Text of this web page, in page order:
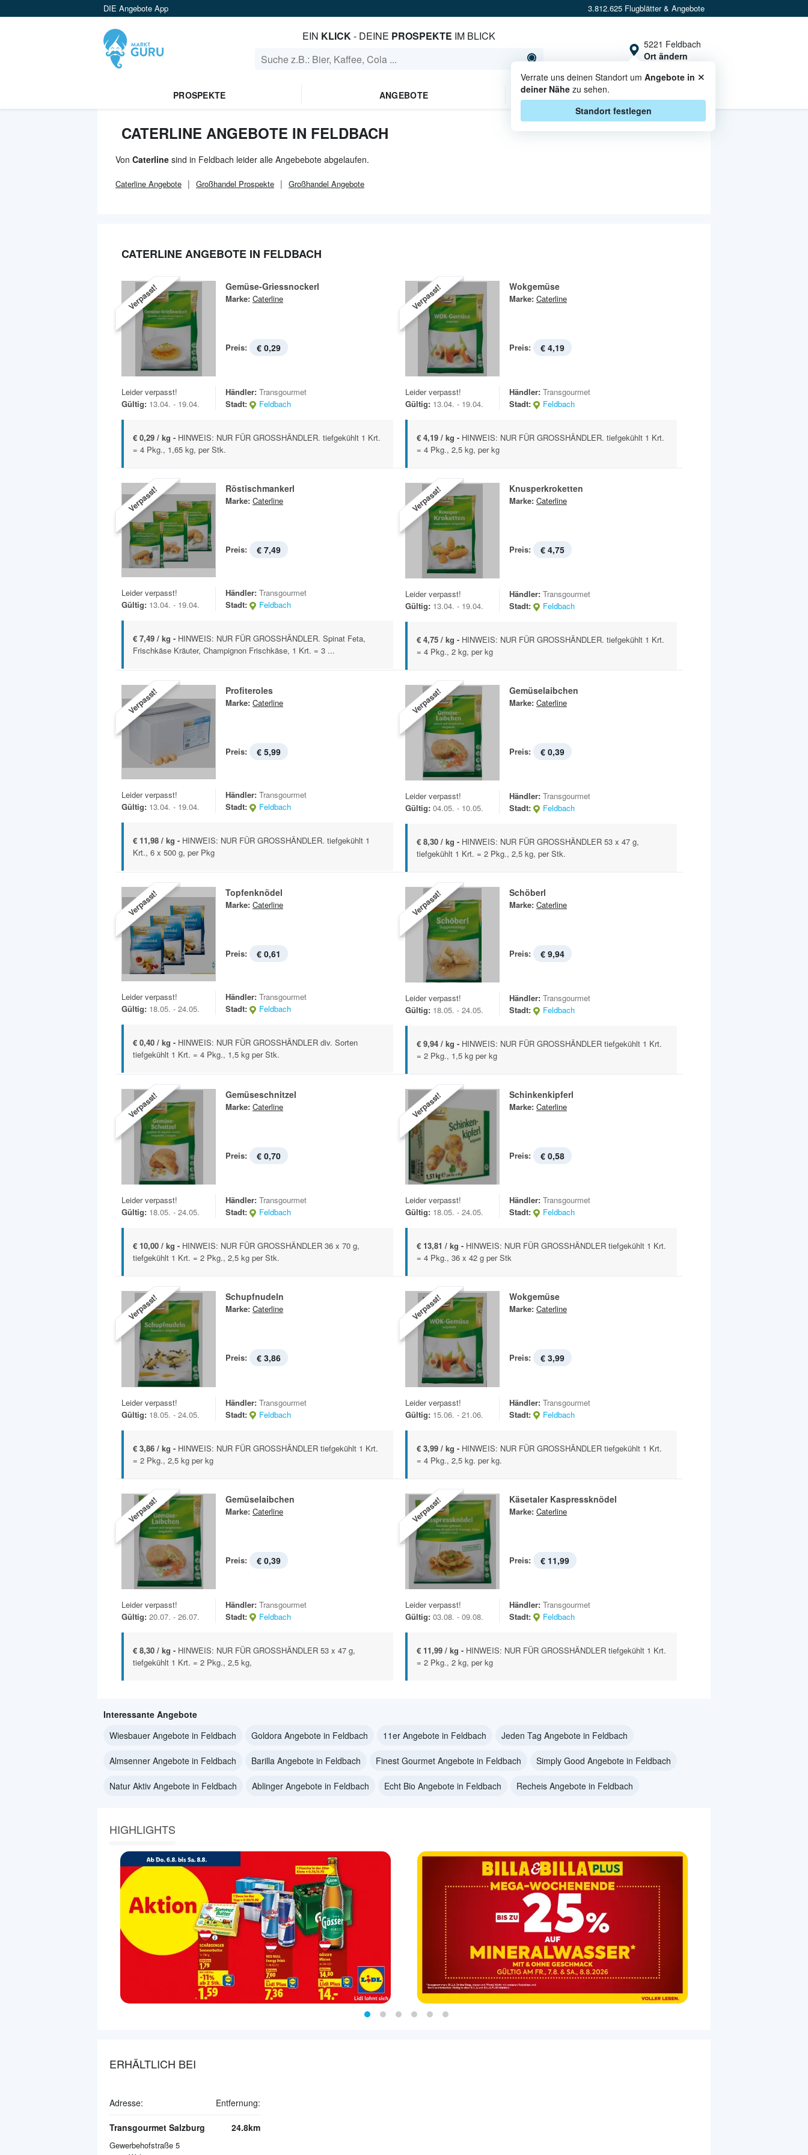
DIE Angebote App 3.812.625 Flugblätter & Angebote
EIN KLICK- DEINE PROSPEKTE IM BLICK
5221 Feldbach
Ort ändern
Verrate uns deinen Standort umAngebote in
deiner Nähe zu sehen.
Standort festlegen
×
PROSPEKTE ANGEBOTE CASHBACK
CATERLINE ANGEBOTE IN FELDBACH
Von Caterline sind in Feldbach leider alle Angebebote abgelaufen.
Caterline Angebote Großhandel Prospekte Großhandel Angebote
CATERLINE ANGEBOTE IN FELDBACH
Verpasst! Gemüse-Griessnockerl
Marke: Caterline
Preis: € 0,29
Leider verpasst!
Gültig: 13.04. - 19.04.
Händler: Transgourmet
Stadt:
Feldbach
€ 0,29 / kg - HINWEIS: NUR FÜR GROSSHÄNDLER. tiefgekühlt 1 Krt.
= 4 Pkg., 1,65 kg, per Stk.
Verpasst! Wokgemüse
Marke: Caterline
Preis: € 4,19
Leider verpasst!
Gültig: 13.04. - 19.04.
Händler: Transgourmet
Stadt:
Feldbach
€ 4,19 / kg - HINWEIS: NUR FÜR GROSSHÄNDLER. tiefgekühlt 1 Krt.
= 4 Pkg., 2,5 kg, per kg
Verpasst! Röstischmankerl
Marke: Caterline
Preis: € 7,49
Leider verpasst!
Gültig: 13.04. - 19.04.
Händler: Transgourmet
Stadt:
Feldbach
€ 7,49 / kg - HINWEIS: NUR FÜR GROSSHÄNDLER. Spinat Feta,
Frischkäse Kräuter, Champignon Frischkäse, 1 Krt. = 3 ...
Verpasst! Knusperkroketten
Marke: Caterline
Preis: € 4,75
Leider verpasst!
Gültig: 13.04. - 19.04.
Händler: Transgourmet
Stadt:
Feldbach
€ 4,75 / kg - HINWEIS: NUR FÜR GROSSHÄNDLER. tiefgekühlt 1 Krt.
= 4 Pkg., 2 kg, per kg
Verpasst! Profiteroles
Marke: Caterline
Preis: € 5,99
Leider verpasst!
Gültig: 13.04. - 19.04.
Händler: Transgourmet
Stadt:
Feldbach
€ 11,98 / kg - HINWEIS: NUR FÜR GROSSHÄNDLER. tiefgekühlt 1
Krt., 6 x 500 g, per Pkg
Verpasst! Gemüselaibchen
Marke: Caterline
Preis: € 0,39
Leider verpasst!
Gültig: 04.05. - 10.05.
Händler: Transgourmet
Stadt:
Feldbach
€ 8,30 / kg - HINWEIS: NUR FÜR GROSSHÄNDLER 53 x 47 g,
tiefgekühlt 1 Krt. = 2 Pkg., 2,5 kg, per Stk.
Verpasst! Topfenknödel
Marke: Caterline
Preis: € 0,61
Leider verpasst!
Gültig: 18.05. - 24.05.
Händler: Transgourmet
Stadt:
Feldbach
€ 0,40 / kg - HINWEIS: NUR FÜR GROSSHÄNDLER div. Sorten
tiefgekühlt 1 Krt. = 4 Pkg., 1,5 kg per Stk.
Verpasst! Schöberl
Marke: Caterline
Preis: € 9,94
Leider verpasst!
Gültig: 18.05. - 24.05.
Händler: Transgourmet
Stadt:
Feldbach
€ 9,94 / kg - HINWEIS: NUR FÜR GROSSHÄNDLER tiefgekühlt 1 Krt.
= 2 Pkg., 1,5 kg per kg
Verpasst! Gemüseschnitzel
Marke: Caterline
Preis: € 0,70
Leider verpasst!
Gültig: 18.05. - 24.05.
Händler: Transgourmet
Stadt:
Feldbach
€ 10,00 / kg - HINWEIS: NUR FÜR GROSSHÄNDLER 36 x 70 g,
tiefgekühlt 1 Krt. = 2 Pkg., 2,5 kg per Stk.
Verpasst! Schinkenkipferl
Marke: Caterline
Preis: € 0,58
Leider verpasst!
Gültig: 18.05. - 24.05.
Händler: Transgourmet
Stadt:
Feldbach
€ 13,81 / kg - HINWEIS: NUR FÜR GROSSHÄNDLER tiefgekühlt 1 Krt.
= 4 Pkg., 36 x 42 g per Stk
Verpasst! Schupfnudeln
Marke: Caterline
Preis: € 3,86
Leider verpasst!
Gültig: 18.05. - 24.05.
Händler: Transgourmet
Stadt:
Feldbach
€ 3,86 / kg - HINWEIS: NUR FÜR GROSSHÄNDLER tiefgekühlt 1 Krt.
= 2 Pkg., 2,5 kg per kg
Verpasst! Wokgemüse
Marke: Caterline
Preis: € 3,99
Leider verpasst!
Gültig: 15.06. - 21.06.
Händler: Transgourmet
Stadt:
Feldbach
€ 3,99 / kg - HINWEIS: NUR FÜR GROSSHÄNDLER tiefgekühlt 1 Krt.
= 4 Pkg., 2,5 kg. per kg.
Verpasst! Gemüselaibchen
Marke: Caterline
Preis: € 0,39
Leider verpasst!
Gültig: 20.07. - 26.07.
Händler: Transgourmet
Stadt:
Feldbach
€ 8,30 / kg - HINWEIS: NUR FÜR GROSSHÄNDLER 53 x 47 g,
tiefgekühlt 1 Krt. = 2 Pkg., 2,5 kg,
Verpasst! Käsetaler Kaspressknödel
Marke: Caterline
Preis: € 11,99
Leider verpasst!
Gültig: 03.08. - 09.08.
Händler: Transgourmet
Stadt:
Feldbach
€ 11,99 / kg - HINWEIS: NUR FÜR GROSSHÄNDLER tiefgekühlt 1 Krt.
= 2 Pkg., 2 kg, per kg
Interessante Angebote
Wiesbauer Angebote in Feldbach
Goldora Angebote in Feldbach 11er Angebote in Feldbach Jeden Tag Angebote in Feldbach
Almsenner Angebote in Feldbach Barilla Angebote in Feldbach Finest Gourmet Angebote in Feldbach Simply Good Angebote in Feldbach
Natur Aktiv Angebote in Feldbach Ablinger Angebote in Feldbach Echt Bio Angebote in Feldbach Recheis Angebote in Feldbach
HIGHLIGHTS
ERHÄLTLICH BEI
Adresse: Entfernung:
Transgourmet Salzburg
Gewerbehofstraße 5
24.8km